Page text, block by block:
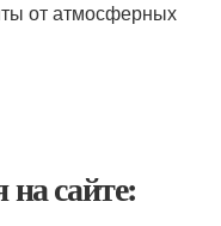
от атмосферных
сайте: